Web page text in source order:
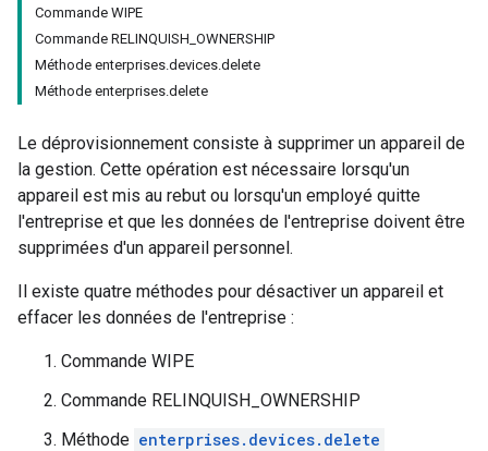
Commande WIPE
Commande RELINQUISH_OWNERSHIP
Méthode enterprises.devices.delete
Méthode enterprises.delete
Le déprovisionnement consiste à supprimer un appareil de
la gestion. Cette opération est nécessaire lorsqu'un
appareil est mis au rebut ou lorsqu'un employé quitte
l'entreprise et que les données de l'entreprise doivent être
supprimées d'un appareil personnel.
Il existe quatre méthodes pour désactiver un appareil et
effacer les données de l'entreprise :
Commande WIPE
Commande RELINQUISH_OWNERSHIP
Méthode enterprises.devices.delete